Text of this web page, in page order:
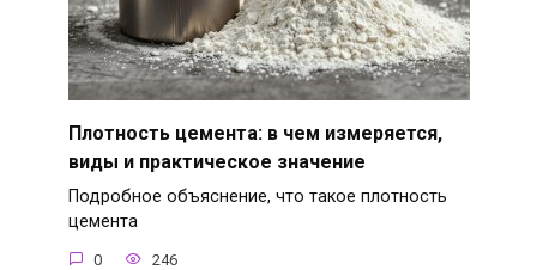
Плотность цемента: в чем измеряется,
виды и практическое значение
Подробное объяснение, что такое плотность
цемента
0 246